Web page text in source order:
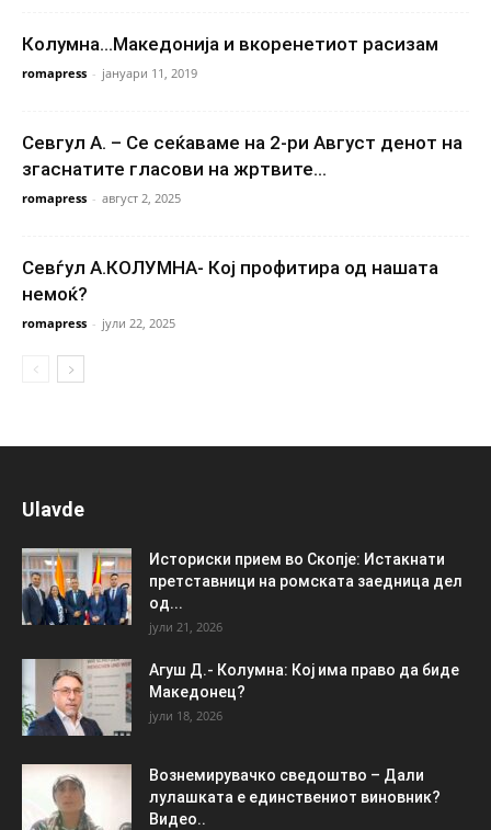
Колумна…Македонија и вкоренетиот расизам
romapress - јануари 11, 2019
Севгул А. – Се сеќаваме на 2-ри Август денот на
згаснатите гласови на жртвите...
romapress - август 2, 2025
Севѓул А.КОЛУМНА- Кој профитира од нашата
немоќ?
romapress - јули 22, 2025
Ulavde
Историски прием во Скопје: Истакнати
претставници на ромската заедница дел
од...
јули 21, 2026
Агуш Д.- Колумна: Кој има право да биде
Македонец?
јули 18, 2026
Вознемирувачко сведоштво – Дали
лулашката е единствениот виновник?
Видео..